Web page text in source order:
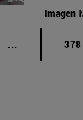
Imagen
... Páginas 378